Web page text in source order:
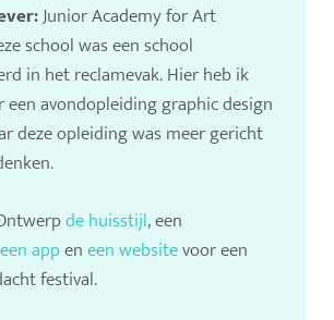
Junior Academy for Art
school was een school
in het reclamevak. Hier heb ik
een avondopleiding graphic design
deze opleiding was meer gericht
de huisstijl, een
een appeneen websitevoor een
festival.